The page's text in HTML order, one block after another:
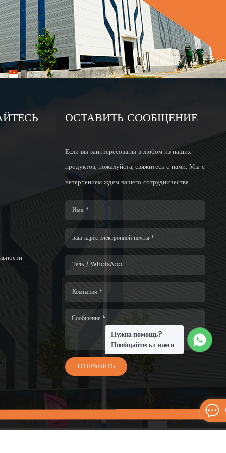
Нужна помощь?
Пообщайтесь с нами
ОСТАВИТЬ СООБЩЕНИЕ
Если вы заинтересованы в любом из наших
продуктов, пожалуйста, свяжитесь с нами. Мы с
нетерпением ждем вашего сотрудничества.
ОТПРАВИТЬ